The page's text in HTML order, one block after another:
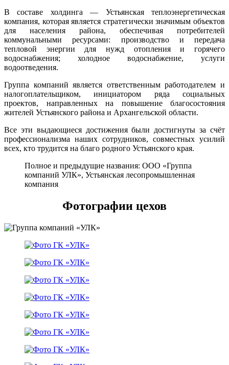
В составе холдинга — Устьянская теплоэнергетическая
компания, которая является стратегически значимым объектов
для населения района, обеспечивая потребителей
коммунальными ресурсами: производство и передача
тепловой энергии для нужд отопления и горячего
водоснабжения; холодное водоснабжение, услуги
водоотведения.
Группа компаний является ответственным работодателем и
налогоплательщиком, инициатором ряда социальных
проектов, направленных на повышение благосостояния
жителей Устьянского района и Архангельской области.
Все эти выдающиеся достижения были достигнуты за счёт
профессионализма наших сотрудников, совместных усилий
всех, кто трудится на благо родного Устьянского края.
Полное и предыдущие названия: ООО «Группа
компаний УЛК», Устьянская лесопромышленная
компания
Фотографии цехов